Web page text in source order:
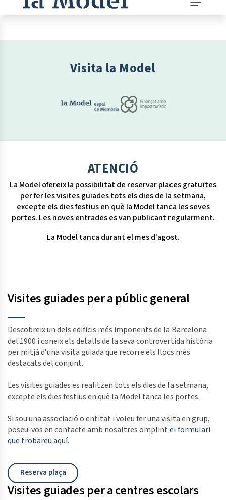
instructions
Menu
Visita la Model
ATENCIÓ
La Model ofereix la possibilitat de reservar places gratuïtes
per fer les visites guiades tots els dies de la setmana,
excepte els dies festius en què la Model tanca les seves
portes. Les noves entrades es van publicant regularment.
La Model tanca durant el mes d'agost.
Visites guiades per a públic general
Descobreix un dels edificis més imponents de la Barcelona
del 1900 i coneix els detalls de la seva controvertida història
per mitjà d’una visita guiada que recorre els llocs més
destacats del conjunt.
Les visites guiades es realitzen tots els dies de la setmana,
excepte els dies festius en què la Model tanca les portes.
Si sou una associació o entitat i voleu fer una visita en grup,
poseu-vos en contacte amb nosaltres omplintel formulari
que trobareu aquí.
Reserva plaça
Visites guiades per a centres escolars